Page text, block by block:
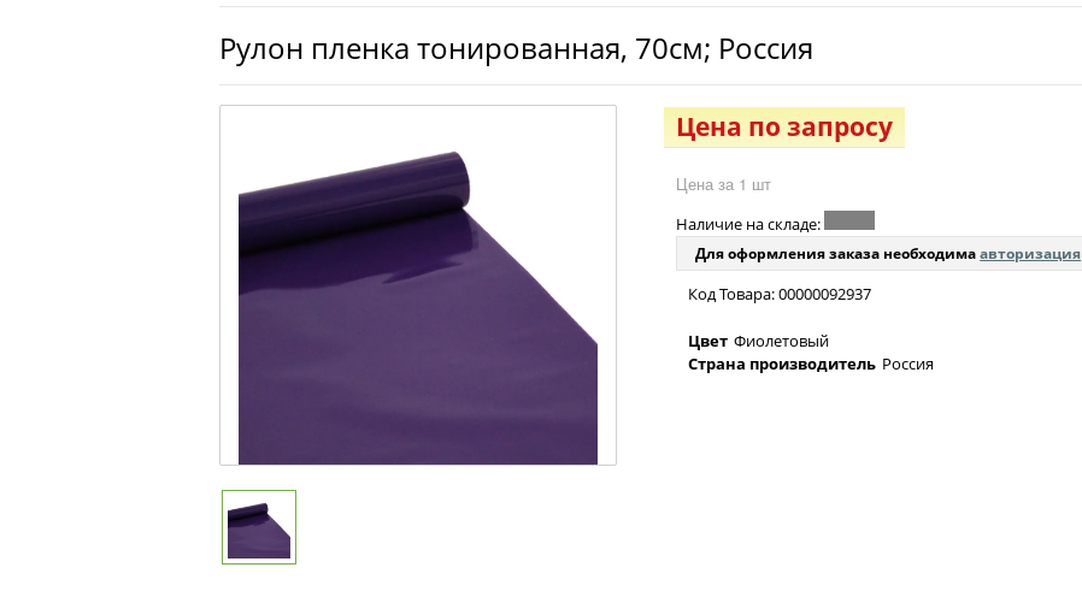
Рулон пленка тонированная, 70см; Россия
Цена по запросу
Цена за 1 шт
Наличие на складе:
Для оформления заказа необходимаавторизация
Код Товара: 00000092937
Цвет Фиолетовый
Страна производитель Россия